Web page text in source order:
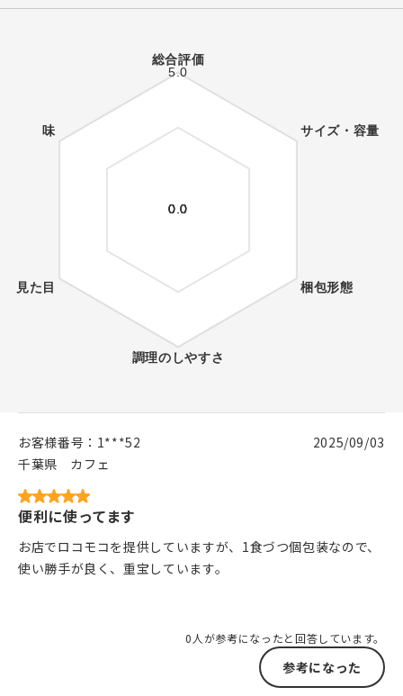
お客様番号： 1***52
千葉県
カフェ
2025/09/03
便利に使ってます
お店でロコモコを提供していますが、1食づつ個包装なので、
使い勝手が良く、重宝しています。
0人が参考になったと回答しています。
参考になった